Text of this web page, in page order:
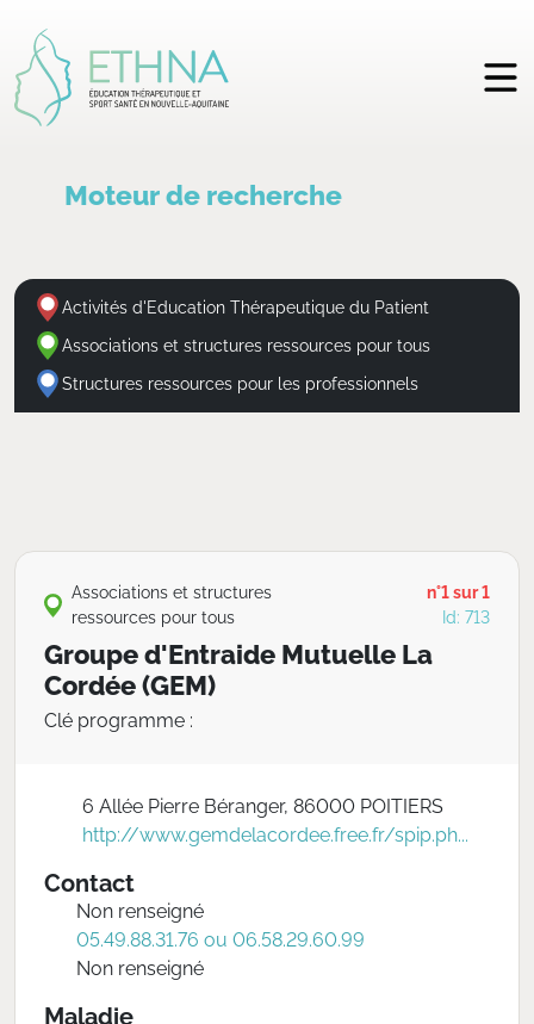
Moteur de recherche
Activités d'Education Thérapeutique du Patient
Associations et structures ressources pour tous
Structures ressources pour les professionnels
Associations et structures
ressources pour tous
n°1 sur 1
Id: 713
Groupe d'Entraide Mutuelle La
Cordée (GEM)
Clé programme :
6 Allée Pierre Béranger, 86000 POITIERS
http://www.gemdelacordee.free.fr/spip.ph...
Contact
Non renseigné
05.49.88.31.76 ou 06.58.29.60.99
Non renseigné
Maladie